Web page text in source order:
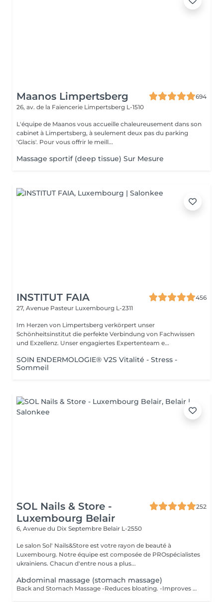
Maanos Limpertsberg
694
26, av. de la Faïencerie Limpertsberg L-1510
L'équipe de Maanos vous accueille chaleureusement dans son
cabinet à Limpertsberg, à seulement deux pas du parking
'Glacis'. Pour vous offrir le meill...
Massage sportif (deep tissue) Sur Mesure
INSTITUT FAIA
456
27, Avenue Pasteur Luxembourg L-2311
Im Herzen von Limpertsberg verkörpert unser
Schönheitsinstitut die perfekte Verbindung von Fachwissen
und Exzellenz. Unser engagiertes Expertenteam e...
SOIN ENDERMOLOGIE® V2S Vitalité - Stress -
Sommeil
SOL Nails & Store -
Luxembourg Belair
252
6, Avenue du Dix Septembre Belair L-2550
Le salon Sol' Nails&Store est votre rayon de beauté à
Luxembourg. Notre équipe est composée de PROspécialistes
ukrainiens. Chacun d'entre nous a plus...
Abdominal massage (stomach massage)
Back and Stomach Massage -Reduces bloating. -Improves digestion. -Relieves back tension and muscle tightness. -Calms the nervous system from the inside out. As a bonus - improves muscle tone, reduces puffiness and visually defines the waist. *Not a weight loss treatment. But your stomach will look and feel different.